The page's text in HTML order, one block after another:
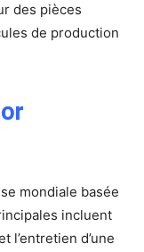
des pièces
de production
mondiale basée
incluent
l’entretien d’une